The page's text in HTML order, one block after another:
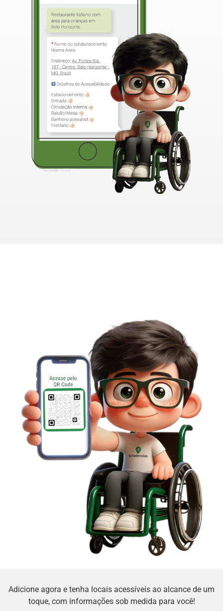
Adicione agora e tenha locais acessíveis ao alcance de um
toque, com informações sob medida para você!